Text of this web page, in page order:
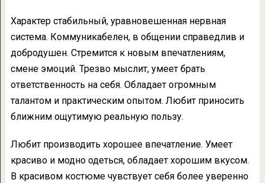
Характер стабильный, уравновешенная нервная
система. Коммуникабелен, в общении справедлив и
добродушен. Стремится к новым впечатлениям,
смене эмоций. Трезво мыслит, умеет брать
ответственность на себя. Обладает огромным
талантом и практическим опытом. Любит приносить
ближним ощутимую реальную пользу.
Любит производить хорошее впечатление. Умеет
красиво и модно одеться, обладает хорошим вкусом.
В красивом костюме чувствует себя более уверенно